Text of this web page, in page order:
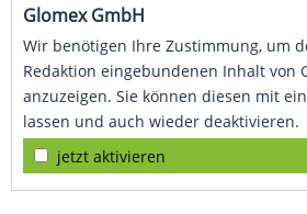
Glomex GmbH
Wir benötigen Ihre Zustimmung, um
Redaktion eingebundenen Inhalt von
anzuzeigen. Sie können diesen mit
lassen und auch wieder deaktivieren.
jetzt aktivieren